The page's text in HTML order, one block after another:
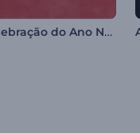
Celebração do Ano Novo Chinês